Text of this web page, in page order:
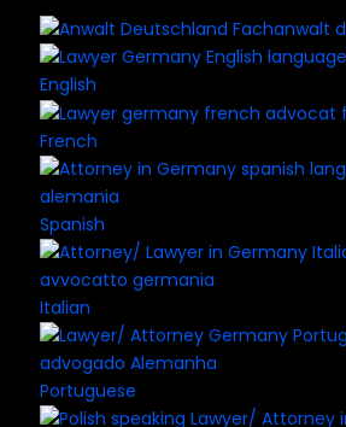
English
French
Spanish
Italian
Portuguese